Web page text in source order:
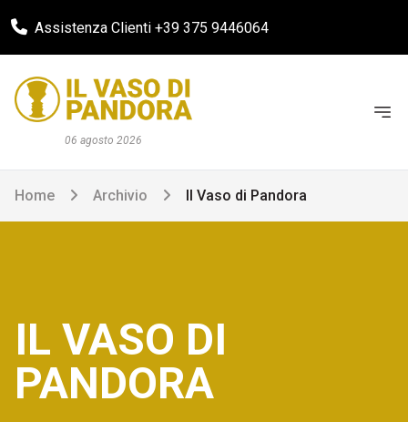
Assistenza Clienti +39 375 9446064
06 agosto 2026
Home Archivio Il Vaso di Pandora
IL VASO DI
PANDORA